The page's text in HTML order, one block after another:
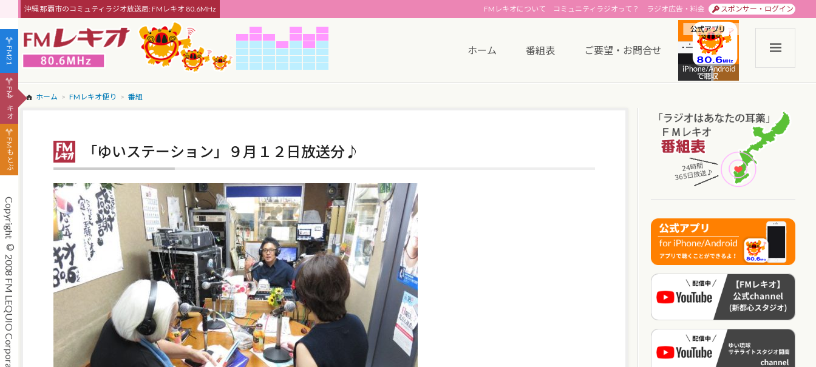
沖縄 那覇市のコミュティラジオ放送局: FMレキオ 80.6MHz スポンサー・ログイン
ラジオ広告・料金
コミュニティラジオって？
FMレキオについて
ホーム 番組表 ご要望・お問合せ
ホーム FMレキオ便り 番組
「ゆいステーション」９月１２日放送分♪
FM21
FMレキオ
FMもとぶ